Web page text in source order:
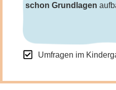
schon Grundlagen
Umfragen im